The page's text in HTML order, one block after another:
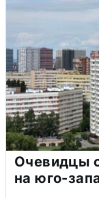
Очевидцы
на юго-